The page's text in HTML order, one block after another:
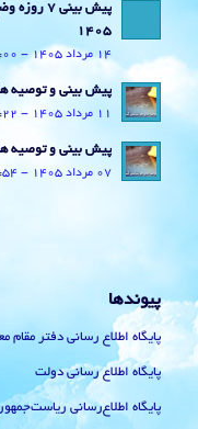
1405
14 مرداد 1405 - 10:00 ق.ظ
پیش بینی و توصیه های
11 مرداد 1405 - 12:22 ب.ظ
پیش بینی و توصیه های
07 مرداد 1405 - 11:54 ق.ظ
پیوندها
پایگاه اطلاع رسانی دفتر مقام
پایگاه اطلاع رسانی دولت
پایگاه اطلاع‌رسانی